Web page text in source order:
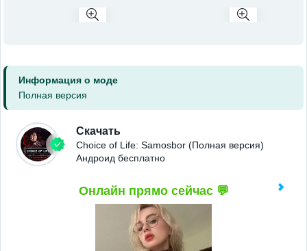
Информация о моде
Полная версия
Скачать
Choice of Life: Samosbor (Полная версия)
Андроид бесплатно
Онлайн прямо сейчас 💬